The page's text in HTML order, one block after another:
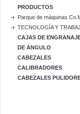
PRODUCTOS
Parque de máquinas
TECNOLOGÍA Y
CAJAS DE
DE ÁNGULO
CABEZALES
CALIBRADORES
CABEZALES